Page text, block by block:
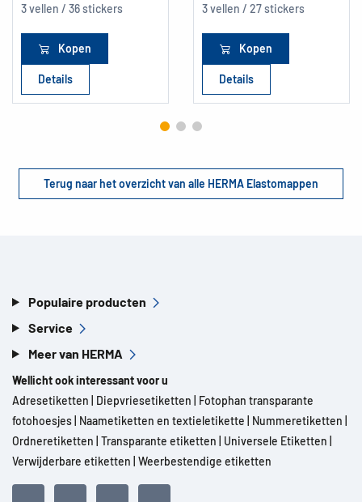
3 vellen / 36 stickers
Kopen
Details
3 vellen / 27 stickers
Kopen
Details
Terug naar het overzicht van alle HERMA Elastomappen
Populaire producten
Service
Meer van HERMA
Wellicht ook interessant voor u
Adresetiketten
Diepvriesetiketten
Fotophan transparante
fotohoesjes Naametiketten en textieletikette Nummeretiketten
Ordneretiketten Transparante etiketten Universele Etiketten
Verwijderbare etiketten Weerbestendige etiketten